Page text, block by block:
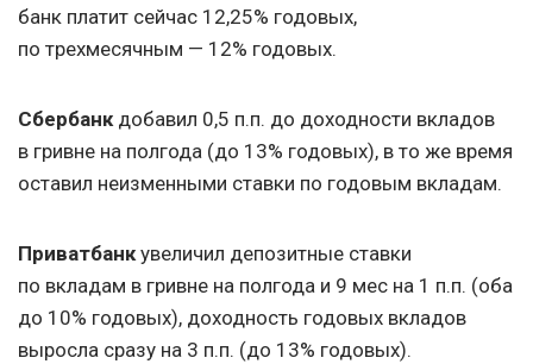
банк платит сейчас 12,25% годовых,
по трехмесячным — 12% годовых.
Сбербанкдобавил 0,5 п.п. до доходности вкладов
в гривне на полгода (до 13% годовых), в то же время
оставил неизменными ставки по годовым вкладам.
Приватбанкувеличил депозитные ставки
по вкладам в гривне на полгода и 9 мес на 1 п.п. (оба
до 10% годовых), доходность годовых вкладов
выросла сразу на 3 п.п. (до 13% годовых).